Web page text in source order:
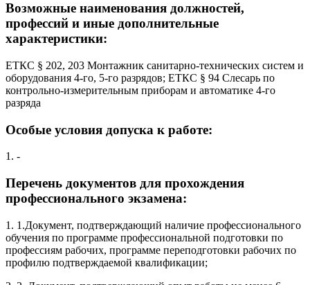
Возможные наименования должностей,
профессий и иные дополнительные
характеристики:
ЕТКС § 202, 203 Монтажник санитарно-технических систем и
оборудования 4-го, 5-го разрядов; ЕТКС § 94 Слесарь по
контрольно-измерительным приборам и автоматике 4-го
разряда
Особые условия допуска к работе:
1. -
Перечень документов для прохождения
профессионального экзамена:
1. 1.Документ, подтверждающий наличие профессионального
обучения по программе профессиональной подготовки по
профессиям рабочих, программе переподготовки рабочих по
профилю подтверждаемой квалификации;